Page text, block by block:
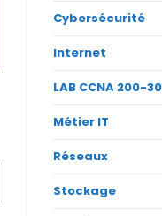
Cybersécurité
Internet
LAB CCNA 200-
Métier IT
Réseaux
Stockage